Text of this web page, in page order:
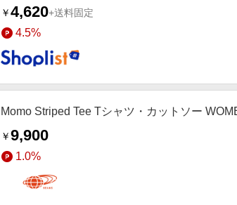
￥4,620+送料固定
4.5%
Momo Striped Tee Tシャツ・カットソー
￥9,900
1.0%